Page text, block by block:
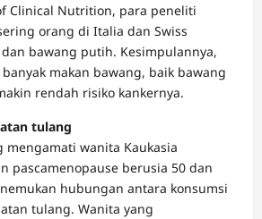
Clinical Nutrition, para peneliti
orang di Italia dan Swiss
bawang putih. Kesimpulannya,
makan bawang, baik bawang
rendah risiko kankernya.
tulang
wanita Kaukasia
pascamenopause berusia 50 dan
hubungan antara konsumsi
tulang. Wanita yang